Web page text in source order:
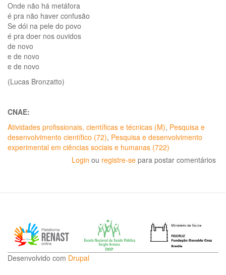
Onde não há metáfora
é pra não haver confusão
Se dói na pele do povo
é pra doer nos ouvidos
de novo
e de novo
e de novo
(Lucas Bronzatto)
CNAE:
Atividades profissionais, científicas e técnicas (M), Pesquisa e
desenvolvimento científico (72), Pesquisa e desenvolvimento
experimental em ciências sociais e humanas (722)
Login ou registre-se para postar comentários
Desenvolvido com Drupal